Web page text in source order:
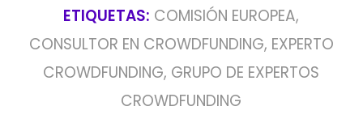
ETIQUETAS: COMISIÓN EUROPEA,
CONSULTOR EN CROWDFUNDING, EXPERTO
CROWDFUNDING, GRUPO DE EXPERTOS
CROWDFUNDING